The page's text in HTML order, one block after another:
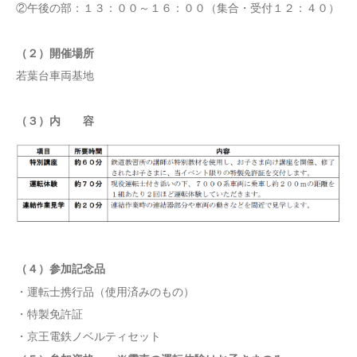
②午後の部：１３：００～１６：００（集合・受付１２：４０）
（２）開催場所
若葉台車両基地
（３）内 容
（４）参加記念品
・運転士携行品（使用済みのもの）
・特製免許証
・京王電鉄ノベルティセット